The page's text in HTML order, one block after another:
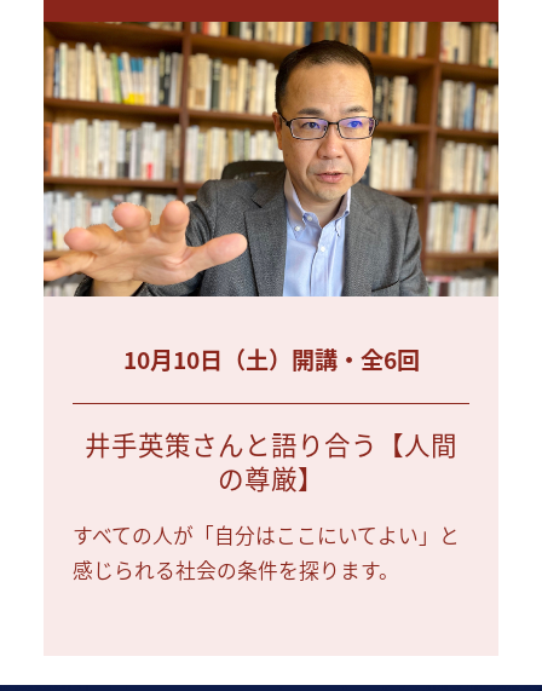
10月10日（土）開講・全6回
井手英策さんと語り合う【人間
の尊厳】
すべての人が「自分はここにいてよい」と
感じられる社会の条件を探ります。